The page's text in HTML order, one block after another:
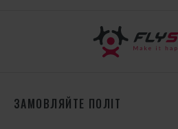
ЗАМОВЛЯЙТЕ ПОЛІТ